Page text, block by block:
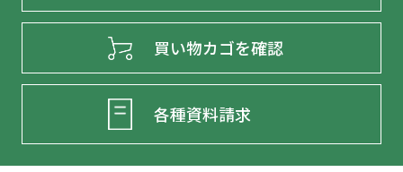
買い物カゴを確認
各種資料請求